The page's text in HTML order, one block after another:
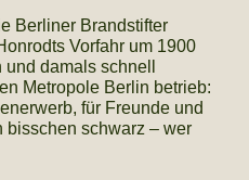
Berliner Brandstifter
Vorfahr um 1900
damals schnell
Metropole Berlin betrieb:
für Freunde und
bisschen schwarz – wer